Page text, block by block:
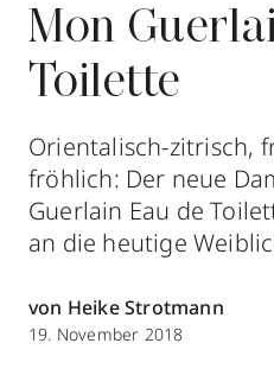
Aktionen
Storefinder
Mon
Toilette
Orientalisch-zitrisch,
fröhlich: Der neue
Guerlain Eau de
an die heutige
von Heike Strotmann
19. November 2018